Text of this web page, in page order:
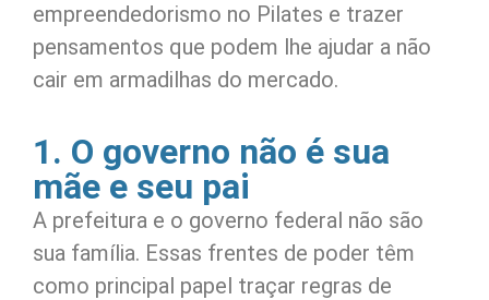
empreendedorismo no Pilates e trazer
pensamentos que podem lhe ajudar a não
cair em armadilhas do mercado.
1. O governo não é sua
mãe e seu pai
A prefeitura e o governo federal não são
sua família. Essas frentes de poder têm
como principal papel traçar regras de